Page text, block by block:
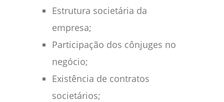
Estrutura societária da
empresa;
Participação dos cônjuges no
negócio;
Existência de contratos
societários;